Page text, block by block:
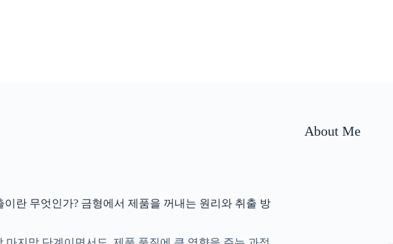
란 무엇인가? 금형에서 제품을 꺼내는 원리와 취출 방
About Me